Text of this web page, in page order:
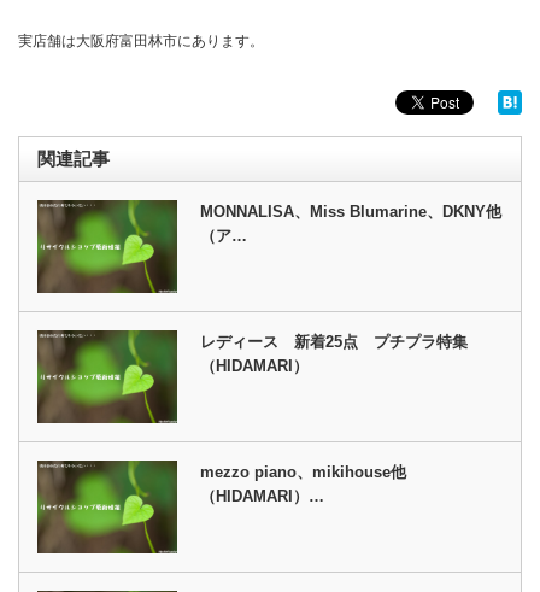
実店舗は大阪府富田林市にあります。
関連記事
MONNALISA、Miss Blumarine、DKNY他
（ア…
レディース 新着25点 プチプラ特集
（HIDAMARI）
mezzo piano、mikihouse他
（HIDAMARI）…